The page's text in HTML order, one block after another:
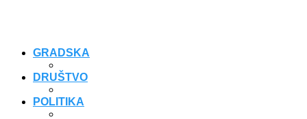
GRADSKA
DRUŠTVO
POLITIKA